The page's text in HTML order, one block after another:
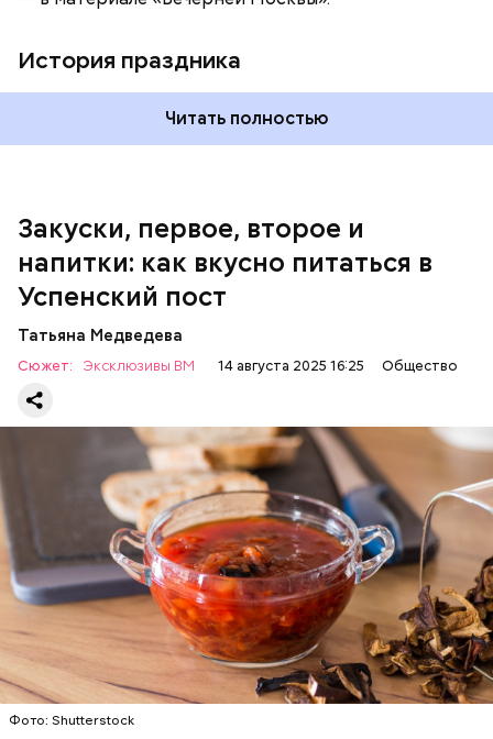
История праздника
Читать полностью
Закуски, первое, второе и
напитки: как вкусно питаться в
Успенский пост
Татьяна Медведева
Сюжет: Эксклюзивы ВМ 14 августа 2025 16:25 Общество
Фото: Shutterstock
Баклажаны с овощами
600 г помидоров;
300 г моркови;
200 г шпината;
зелень петрушки и укропа.
ПРАВОСЛАВИЕ ЕДА РЕЦЕПТЫ